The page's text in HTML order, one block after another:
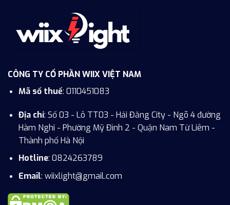
CÔNG TY CỔ PHẦN WIIX VIỆT NAM
Mã số thuế: 0110451083
Địa chỉ: Số 03 - Lô TT03 - Hải Đăng City - Ngõ 4 đường
Hàm Nghi - Phường Mỹ Đình 2 - Quận Nam Từ Liêm -
Thành phố Hà Nội
Hotline: 0824263789
Email: wiixlight@gmail.com